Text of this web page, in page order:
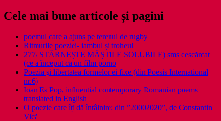
Cele mai bune articole și pagini
poemul care a ajuns pe terenul de rugby
Ritmurile poeziei- iambul și troheul
277/ STÂRNEȘTE MĂȘTILE SOLUBILE) sms descărcat
(ce a început ca un film porno
Poezia şi libertatea formelor ei fixe (din Poesis International
nr.6)
Ioan Es Pop, influential contemporary Romanian poems
translated in English
O poezie care îți dă întâlnire: din ”20002020”, de Constantin
Vică